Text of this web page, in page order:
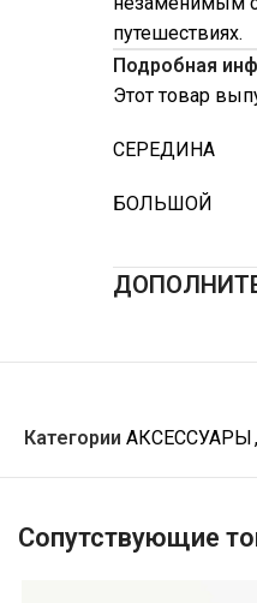
путешествиях.
Подробная
Этот товар
СЕРЕДИНА
БОЛЬШОЙ
Категории АКСЕССУАРЫ,
Сопутствующие